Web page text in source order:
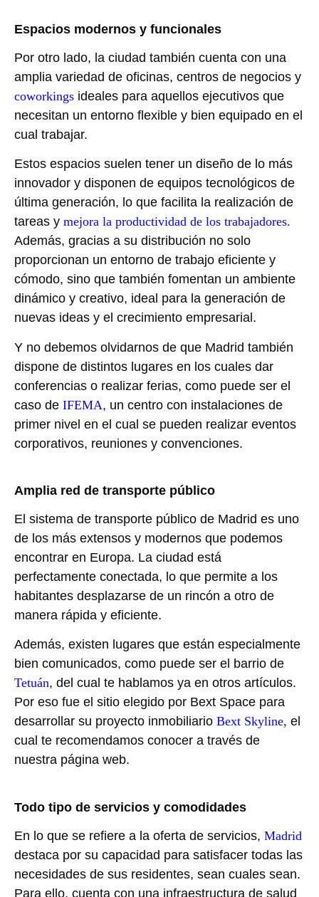
Espacios modernos y funcionales
Por otro lado, la ciudad también cuenta con una
amplia variedad de oficinas, centros de negocios y
coworkings ideales para aquellos ejecutivos que
necesitan un entorno flexible y bien equipado en el
cual trabajar.
Estos espacios suelen tener un diseño de lo más
innovador y disponen de equipos tecnológicos de
última generación, lo que facilita la realización de
tareas y mejora la productividad de los trabajadores.
Además, gracias a su distribución no solo
proporcionan un entorno de trabajo eficiente y
cómodo, sino que también fomentan un ambiente
dinámico y creativo, ideal para la generación de
nuevas ideas y el crecimiento empresarial.
Y no debemos olvidarnos de que Madrid también
dispone de distintos lugares en los cuales dar
conferencias o realizar ferias, como puede ser el
caso de IFEMA, un centro con instalaciones de
primer nivel en el cual se pueden realizar eventos
corporativos, reuniones y convenciones.
Amplia red de transporte público
El sistema de transporte público de Madrid es uno
de los más extensos y modernos que podemos
encontrar en Europa. La ciudad está
perfectamente conectada, lo que permite a los
habitantes desplazarse de un rincón a otro de
manera rápida y eficiente.
Además, existen lugares que están especialmente
bien comunicados, como puede ser el barrio de
Tetuán, del cual te hablamos ya en otros artículos.
Por eso fue el sitio elegido por Bext Space para
desarrollar su proyecto inmobiliario Bext Skyline, el
cual te recomendamos conocer a través de
nuestra página web.
Todo tipo de servicios y comodidades
En lo que se refiere a la oferta de servicios, Madrid
destaca por su capacidad para satisfacer todas las
necesidades de sus residentes, sean cuales sean.
Para ello, cuenta con una infraestructura de salud